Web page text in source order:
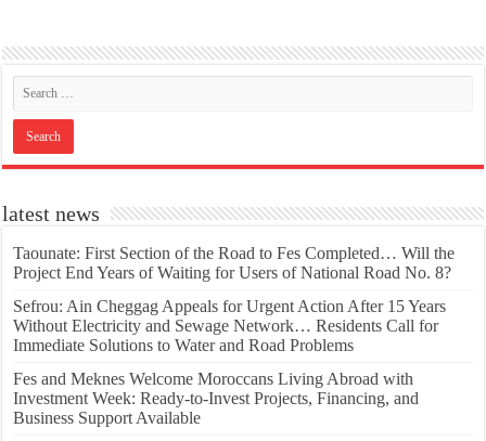
latest news
Taounate: First Section of the Road to Fes Completed… Will the
Project End Years of Waiting for Users of National Road No. 8?
Sefrou: Ain Cheggag Appeals for Urgent Action After 15 Years
Without Electricity and Sewage Network… Residents Call for
Immediate Solutions to Water and Road Problems
Fes and Meknes Welcome Moroccans Living Abroad with
Investment Week: Ready-to-Invest Projects, Financing, and
Business Support Available